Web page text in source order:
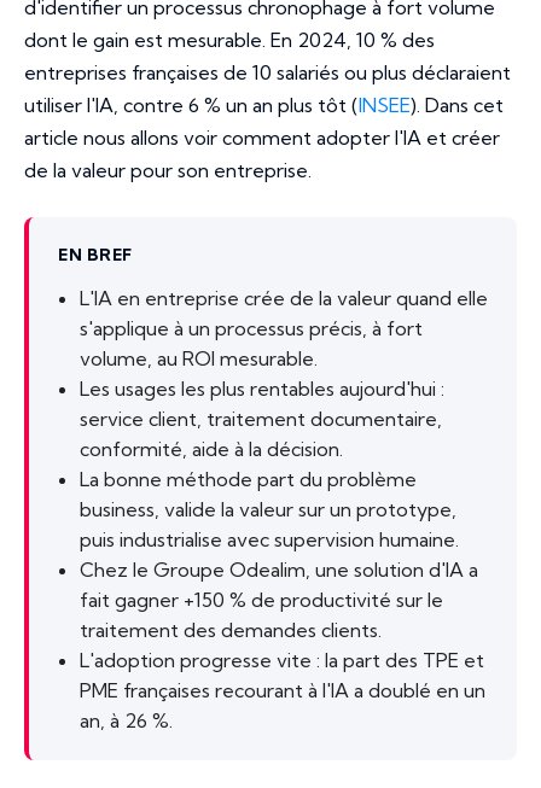
d'identifier un processus chronophage à fort volume
dont le gain est mesurable. En 2024, 10 % des
entreprises françaises de 10 salariés ou plus déclaraient
utiliser l'IA, contre 6 % un an plus tôt (INSEE). Dans cet
article nous allons voir comment adopter l'IA et créer
de la valeur pour son entreprise.
EN BREF
L'IA en entreprise crée de la valeur quand elle
s'applique à un processus précis, à fort
volume, au ROI mesurable.
Les usages les plus rentables aujourd'hui :
service client, traitement documentaire,
conformité, aide à la décision.
La bonne méthode part du problème
business, valide la valeur sur un prototype,
puis industrialise avec supervision humaine.
Chez le Groupe Odealim, une solution d'IA a
fait gagner +150 % de productivité sur le
traitement des demandes clients.
L'adoption progresse vite : la part des TPE et
PME françaises recourant à l'IA a doublé en un
an, à 26 %.